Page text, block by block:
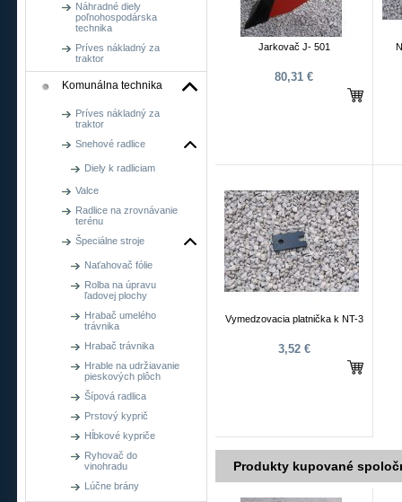
Náhradné diely
poľnohospodárska
technika
Príves nákladný za
traktor
Komunálna technika
Príves nákladný za
traktor
Snehové radlice
Diely k radliciam
Valce
Radlice na zrovnávanie
terénu
Špeciálne stroje
Naťahovač fólie
Rolba na úpravu
ľadovej plochy
Hrabač umelého
trávnika
Hrabač trávnika
Hrable na udržiavanie
pieskových plôch
Šípová radlica
Prstový kyprič
Hĺbkové kypriče
Ryhovač do
vinohradu
Lúčne brány
Jarkovač J- 501
80,31 €
Vymedzovacia platnička k NT-3
3,52 €
Produkty kupované